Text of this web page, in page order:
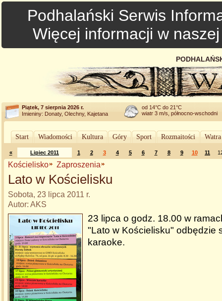
Podhalański Serwis
Więcej informacji w
Piątek, 7 sierpnia 2026 r.
Imieniny: Donaty, Olechny, Kajetana
od 14°C do 21°C
wiatr 3 m/s, północno-wschodni
Start Wiadomości Kultura Góry Sport Rozmaitości
« Lipiec 2011 1 2 3 4 5 6 7 8 9 10 11
Kościelisko Zaproszenia
Lato w Kościelisku
Sobota, 23 lipca 2011 r.
Autor: AKS
23 lipca o godz. 18.00 w
"Lato w Kościelisku" odbędzie
karaoke.